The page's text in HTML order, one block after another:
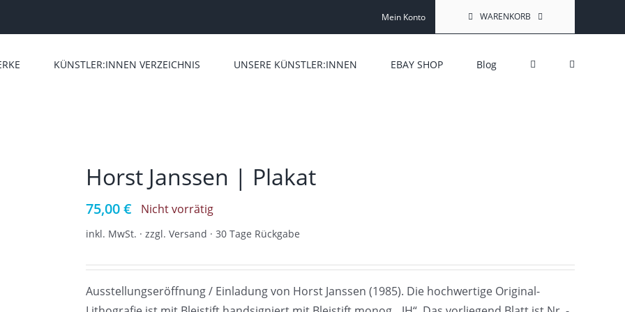
Mein Konto WARENKORB
KÜNSTLER:INNEN VERZEICHNIS UNSERE KÜNSTLER:INNEN EBAY SHOP Blog
Horst Janssen | Plakat
75,00€ Nicht vorrätig
inkl. MwSt. · zzgl. Versand · 30 Tage Rückgabe
Ausstellungseröffnung / Einladung von Horst Janssen (1985). Die hochwertige Original-